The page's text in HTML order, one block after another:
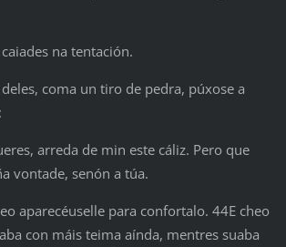
na tentación.
coma un tiro de pedra, púxose a
arreda de min este cáliz. Pero que
vontade, senón a túa.
aparecéuselle para confortalo. 44E cheo
con máis teima aínda, mentres suaba